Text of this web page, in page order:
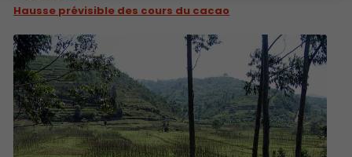
Hausse prévisible des cours du cacao